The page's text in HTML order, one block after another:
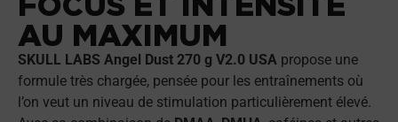
AU MAXIMUM
SKULL LABS Angel Dust 270 g V2.0 USA propose une
formule très chargée, pensée pour les entraînements où
l’on veut un niveau de stimulation particulièrement élevé.